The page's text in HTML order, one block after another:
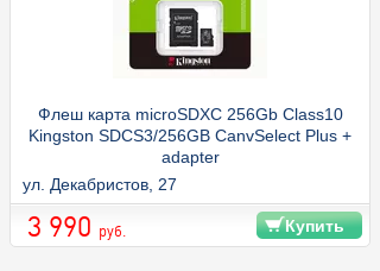
Флеш карта microSDXC 256Gb Class10
Kingston SDCS3/256GB CanvSelect Plus +
adapter
ул. Декабристов, 27
3 990 руб. Купить